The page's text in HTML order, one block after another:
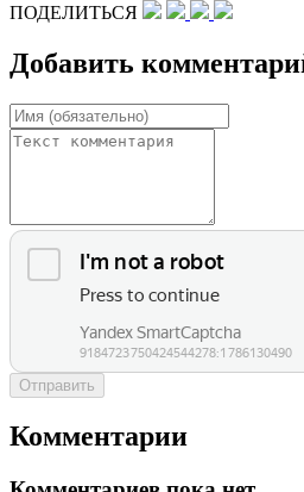
ПОДЕЛИТЬСЯ
Добавить
Отправить
Комментарии